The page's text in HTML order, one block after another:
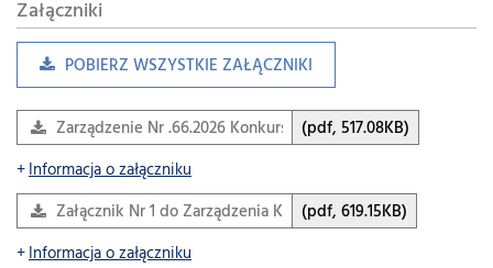
Załączniki
POBIERZ WSZYSTKIE ZAŁĄCZNIKI
Zarządzenie Nr .66.2026 Konkurs Informatyk
(pdf, 517.08KB)
Informacja o załączniku
Załącznik Nr 1 do Zarządzenia Konkurs(pdf, 619.15KB)
Informacja o załączniku